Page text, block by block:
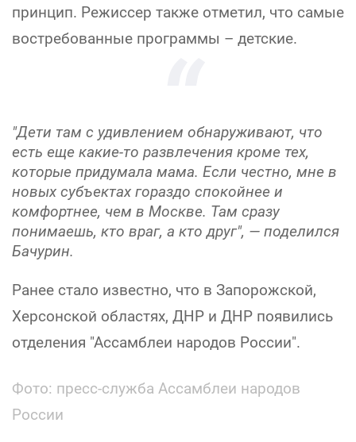
принцип. Режиссер также отметил, что самые
востребованные программы – детские.
"Дети там с удивлением обнаруживают, что
есть еще какие-то развлечения кроме тех,
которые придумала мама. Если честно, мне в
новых субъектах гораздо спокойнее и
комфортнее, чем в Москве. Там сразу
понимаешь, кто враг, а кто друг", — поделился
Бачурин.
Ранее стало известно, что в Запорожской,
Херсонской областях, ДНР и ДНР появились
отделения "Ассамблеи народов России".
Фото: пресс-служба Ассамблеи народов
России